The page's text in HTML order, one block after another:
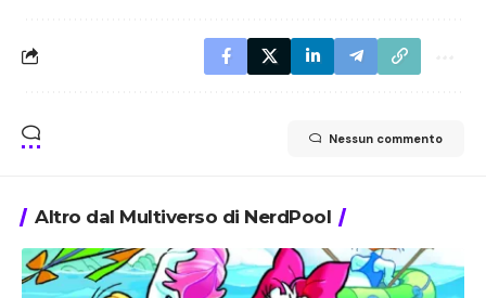
Nessun commento
Altro dal Multiverso di NerdPool